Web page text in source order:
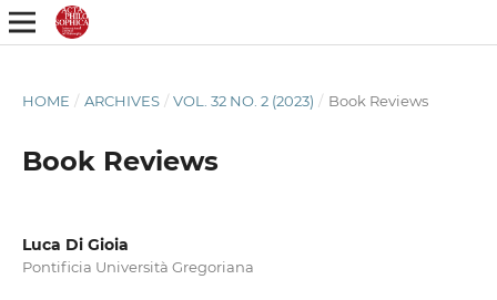
HOME / ARCHIVES / VOL. 32 NO. 2 (2023) / Book Reviews
Book Reviews
Luca Di Gioia
Pontificia Università Gregoriana